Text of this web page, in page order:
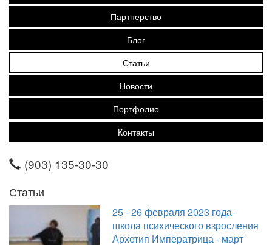
Партнерство
Блог
Статьи
Новости
Портфолио
Контакты
(903) 135-30-30
Статьи
25 - 26 февраля 2023 года-
школа психического взросления
Архетип Императрица - март